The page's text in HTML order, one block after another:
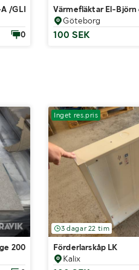
/GLBDVWM-T222WO
0
Värmefläktar El-Björn
Göteborg
100 SEK
200m²
Inget res.pris
3 dagar 22 tim
Förderlarskåp LK
Kalix